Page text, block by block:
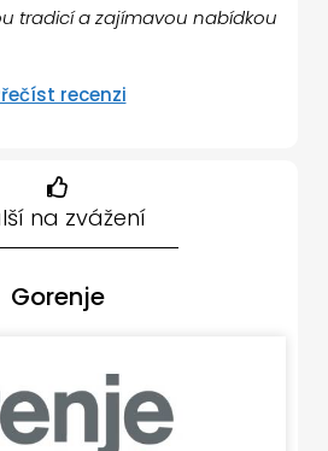
tradicí a zajímavou nabídkou
recenzi
na zvážení
Gorenje